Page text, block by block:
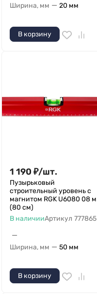
Ширина, мм — 20 мм
В корзину
1 190 ₽/шт.
Пузырьковый
строительный уровень с
магнитом RGK U6080 08 м
(80 см)
В наличииАртикул 777865
—
Ширина, мм — 50 мм
В корзину